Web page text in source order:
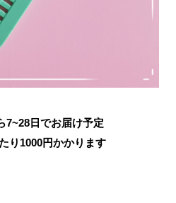
7~28日でお届け予定
り 1000円かかります